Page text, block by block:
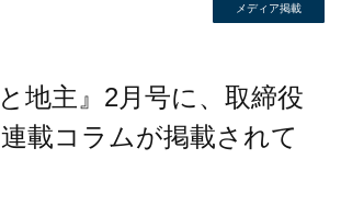
メディア掲載
地主』2月号に、取締役
載コラムが掲載されて